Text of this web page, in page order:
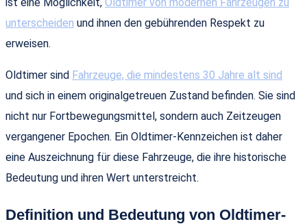
unterscheiden und ihnen den gebührenden Respekt zu
erweisen.
Oldtimer sind Fahrzeuge, die mindestens 30 Jahre alt sind
und sich in einem originalgetreuen Zustand befinden. Sie sind
nicht nur Fortbewegungsmittel, sondern auch Zeitzeugen
vergangener Epochen. Ein Oldtimer-Kennzeichen ist daher
eine Auszeichnung für diese Fahrzeuge, die ihre historische
Bedeutung und ihren Wert unterstreicht.
Definition und Bedeutung von Oldtimer-